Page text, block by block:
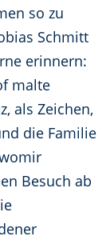
so zu
Schmitt
erinnern:
malte
als Zeichen,
die Familie
Besuch ab